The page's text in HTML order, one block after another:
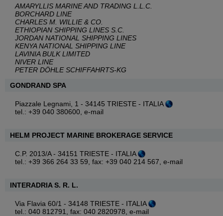
AMARYLLIS MARINE AND TRADING L.L.C.
BORCHARD LINE
CHARLES M. WILLIE & CO.
ETHIOPIAN SHIPPING LINES S.C.
JORDAN NATIONAL SHIPPING LINES
KENYA NATIONAL SHIPPING LINE
LAVINIA BULK LIMITED
NIVER LINE
PETER DÖHLE SCHIFFAHRTS-KG
GONDRAND SPA
Piazzale Legnami, 1 - 34145 TRIESTE - ITALIA
tel.: +39 040 380600, e-mail
HELM PROJECT MARINE BROKERAGE SERVICE
C.P. 2013/A - 34151 TRIESTE - ITALIA
tel.: +39 366 264 33 59, fax: +39 040 214 567, e-mail
INTERADRIA S. R. L.
Via Flavia 60/1 - 34148 TRIESTE - ITALIA
tel.: 040 812791, fax: 040 2820978, e-mail